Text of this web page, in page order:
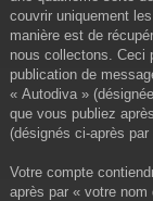
couvrir uniquement
manière est de
nous collectons.
publication de
« Autodiva »
que vous publiez
(désignés ci-après
Votre compte
après par « votre nom